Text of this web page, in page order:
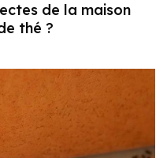
de la maison
thé ?